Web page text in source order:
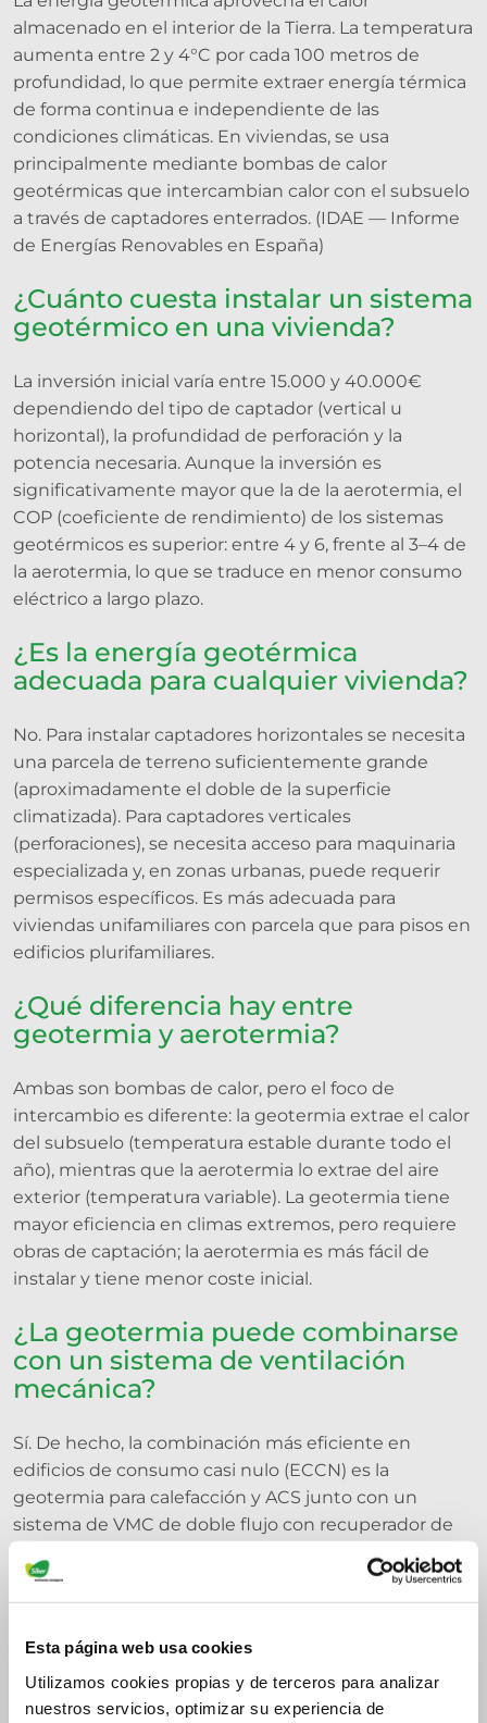
Esta página web usa cookies
Utilizamos cookies propias y de terceros para analizar
nuestros servicios, optimizar su experiencia de
almacenado en el interior de la Tierra. La temperatura
aumenta entre 2 y 4°C por cada 100 metros de
profundidad, lo que permite extraer energía térmica
de forma continua e independiente de las
condiciones climáticas. En viviendas, se usa
principalmente mediante bombas de calor
geotérmicas que intercambian calor con el subsuelo
a través de captadores enterrados. (IDAE — Informe
de Energías Renovables en España)
¿Cuánto cuesta instalar un sistema
geotérmico en una vivienda?
La inversión inicial varía entre 15.000 y 40.000€
dependiendo del tipo de captador (vertical u
horizontal), la profundidad de perforación y la
potencia necesaria. Aunque la inversión es
significativamente mayor que la de la aerotermia, el
COP (coeficiente de rendimiento) de los sistemas
geotérmicos es superior: entre 4 y 6, frente al 3–4 de
la aerotermia, lo que se traduce en menor consumo
eléctrico a largo plazo.
¿Es la energía geotérmica
adecuada para cualquier vivienda?
No. Para instalar captadores horizontales se necesita
una parcela de terreno suficientemente grande
(aproximadamente el doble de la superficie
climatizada). Para captadores verticales
(perforaciones), se necesita acceso para maquinaria
especializada y, en zonas urbanas, puede requerir
permisos específicos. Es más adecuada para
viviendas unifamiliares con parcela que para pisos en
edificios plurifamiliares.
¿Qué diferencia hay entre
geotermia y aerotermia?
Ambas son bombas de calor, pero el foco de
intercambio es diferente: la geotermia extrae el calor
del subsuelo (temperatura estable durante todo el
año), mientras que la aerotermia lo extrae del aire
exterior (temperatura variable). La geotermia tiene
mayor eficiencia en climas extremos, pero requiere
obras de captación; la aerotermia es más fácil de
instalar y tiene menor coste inicial.
¿La geotermia puede combinarse
con un sistema de ventilación
mecánica?
Sí. De hecho, la combinación más eficiente en
edificios de consumo casi nulo (ECCN) es la
geotermia para calefacción y ACS junto con un
sistema de VMC de doble flujo con recuperador de
2010/31/UE, transpuesta en España por el RD
390/2021 de certificación energética). Cada sistema
temperatura, la VMC garantiza la calidad del aire
interior según el CTE DB HS3.